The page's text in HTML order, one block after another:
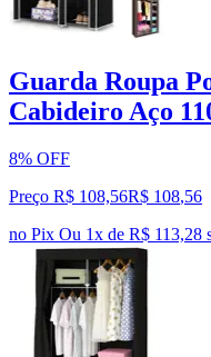
Guarda Roupa
Cabideiro Aço
8% OFF
Preço R$ 108,56R$ 108,56
no Pix Ou 1x de R$ 113,28